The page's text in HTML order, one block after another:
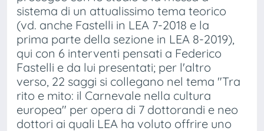
sistema di un attualissimo tema teorico
(vd. anche Fastelli in LEA 7-2018 e la
prima parte della sezione in LEA 8-2019),
qui con 6 interventi pensati a Federico
Fastelli e da lui presentati; per l'altro
verso, 22 saggi si collegano nel tema "Tra
rito e mito: il Carnevale nella cultura
europea" per opera di 7 dottorandi e neo
dottori ai quali LEA ha voluto offrire uno